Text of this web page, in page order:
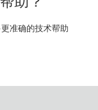
准确的技术帮助